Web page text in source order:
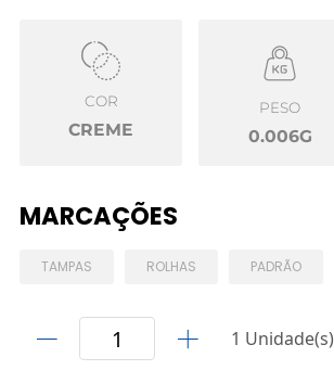
COR
CREME
PESO
0.006G
MARCAÇÕES
TAMPAS ROLHAS PADRÃO
1 Unidade(s)